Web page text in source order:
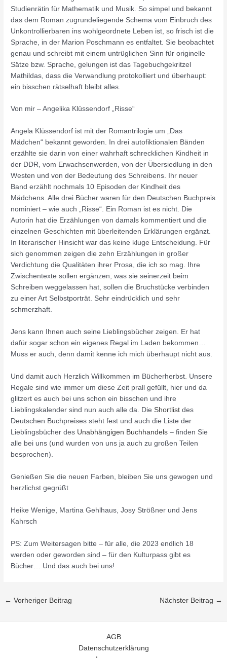
Studienrätin für Mathematik und Musik. So simpel und bekannt
das dem Roman zugrundeliegende Schema vom Einbruch des
Unkontrollierbaren ins wohlgeordnete Leben ist, so frisch ist die
Sprache, in der Marion Poschmann es entfaltet. Sie beobachtet
genau und schreibt mit einem untrüglichen Sinn für originelle
Sätze bzw. Sprache, gelungen ist das Tagebuchgekritzel
Mathildas, dass die Verwandlung protokolliert und überhaupt:
ein bisschen rätselhaft bleibt alles.
Von mir – Angelika Klüssendorf „Risse“
Angela Klüssendorf ist mit der Romantrilogie um „Das
Mädchen“ bekannt geworden. In drei autofiktionalen Bänden
erzählte sie darin von einer wahrhaft schrecklichen Kindheit in
der DDR, vom Erwachsenwerden, von der Übersiedlung in den
Westen und von der Bedeutung des Schreibens. Ihr neuer
Band erzählt nochmals 10 Episoden der Kindheit des
Mädchens. Alle drei Bücher waren für den Deutschen Buchpreis
nominiert – wie auch „Risse“. Ein Roman ist es nicht. Die
Autorin hat die Erzählungen von damals kommentiert und die
einzelnen Geschichten mit überleitenden Erklärungen ergänzt.
In literarischer Hinsicht war das keine kluge Entscheidung. Für
sich genommen zeigen die zehn Erzählungen in großer
Verdichtung die Qualitäten ihrer Prosa, die ich so mag. Ihre
Zwischentexte sollen ergänzen, was sie seinerzeit beim
Schreiben weggelassen hat, sollen die Bruchstücke verbinden
zu einer Art Selbstporträt. Sehr eindrücklich und sehr
schmerzhaft.
Jens kann Ihnen auch seine Lieblingsbücher zeigen. Er hat
dafür sogar schon ein eigenes Regal im Laden bekommen…
Muss er auch, denn damit kenne ich mich überhaupt nicht aus.
Und damit auch Herzlich Willkommen im Bücherherbst. Unsere
Regale sind wie immer um diese Zeit prall gefüllt, hier und da
glitzert es auch bei uns schon ein bisschen und ihre
Lieblingskalender sind nun auch alle da. Die Shortlist des
Deutschen Buchpreises steht fest und auch die Liste der
Lieblingsbücher des Unabhängigen Buchhandels – finden Sie
alle bei uns (und wurden von uns ja auch zu großen Teilen
besprochen).
Genießen Sie die neuen Farben, bleiben Sie uns gewogen und
herzlichst gegrüßt
Heike Wenige, Martina Gehlhaus, Josy Strößner und Jens
Kahrsch
PS: Zum Weitersagen bitte – für alle, die 2023 endlich 18
werden oder geworden sind – für den Kulturpass gibt es
Bücher… Und das auch bei uns!
← Vorheriger Beitrag Nächster Beitrag →
AGB
Datenschutzerklärung